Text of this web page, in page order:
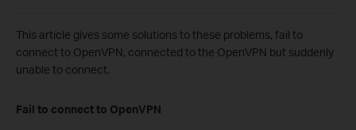
This article gives some solutions to these problems, fail to
connect to OpenVPN, connected to the OpenVPN but suddenly
unable to connect.
Fail to connect to OpenVPN